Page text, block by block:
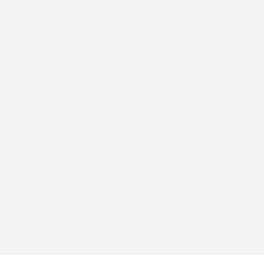
auf dem Programm.
Nordrhein-Westfalen
für sogenannte
Anlagen mit einer Leistung
unter eine Bagatellgrenze